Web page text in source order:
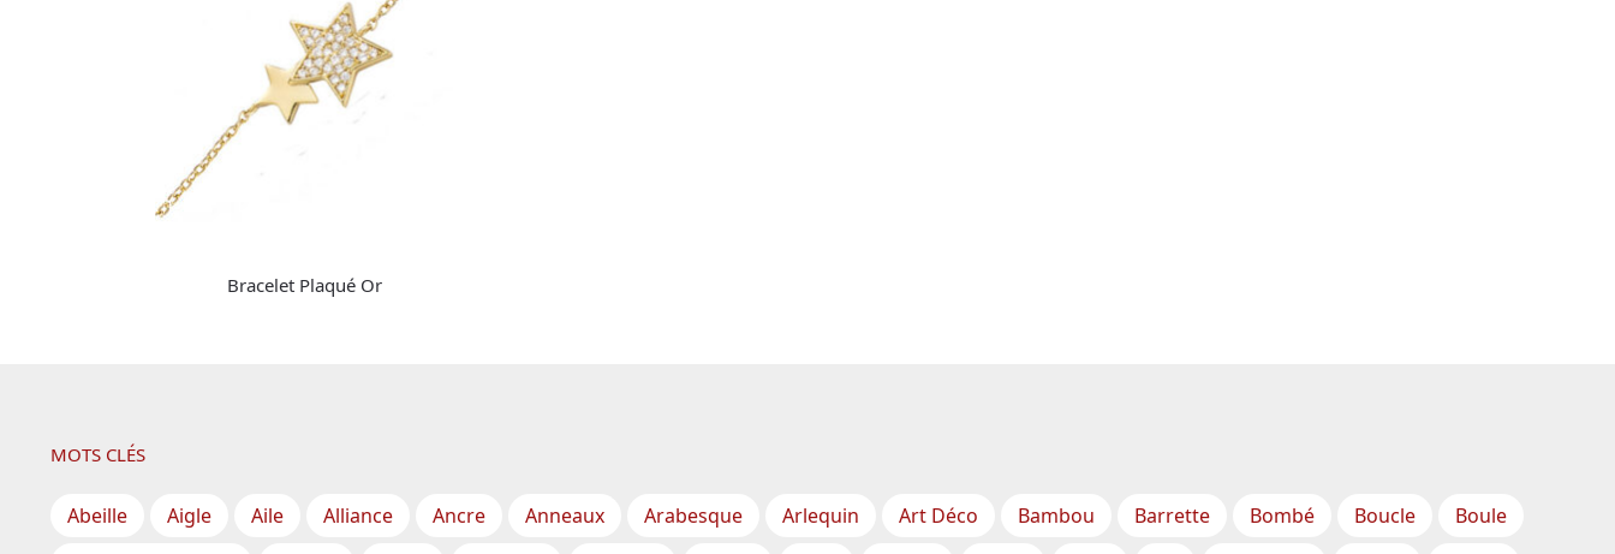
Bracelet Plaqué Or
MOTS CLÉS
Abeille Aigle Aile Alliance Ancre Anneaux Arabesque Arlequin Art Déco Bambou Barrette Bombé Boucle
Boule